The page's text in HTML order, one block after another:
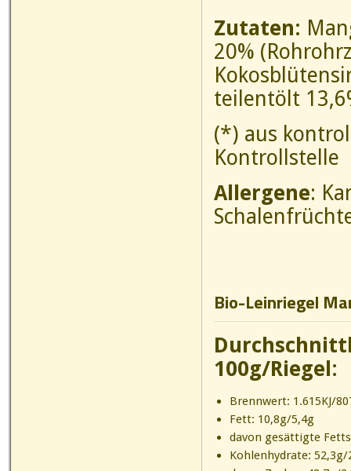
Zutaten:
20%
teilentölt
(*) aus
Kontrollstelle
Allergene:
Bio-Leinriegel
100g/Riegel:
Brennwert: 1.615KJ/
Fett: 10,8g/5,4g
davon gesättigte
Kohlenhydrate: 52,3g/